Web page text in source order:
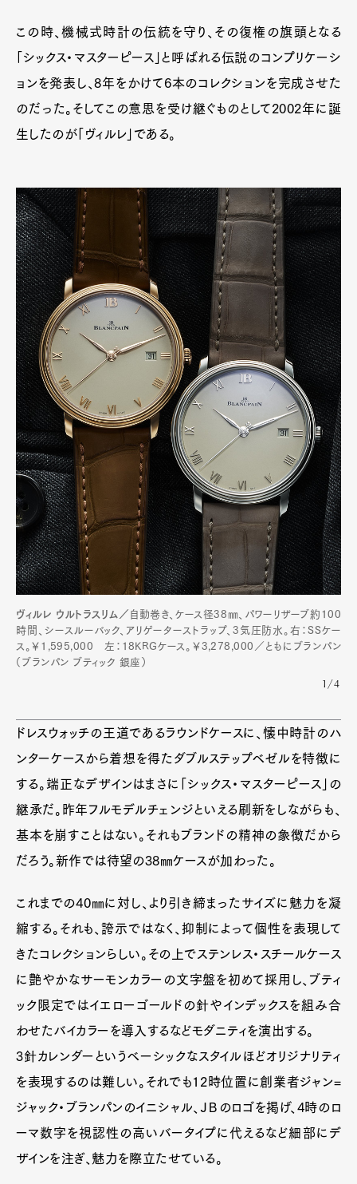
この時、機械式時計の伝統を守り、その復権の旗頭となる
「シックス・マスターピース」と呼ばれる伝説のコンプリケーシ
ョンを発表し、8年をかけて6本のコレクションを完成させた
のだった。そしてこの意思を受け継ぐものとして2002年に誕
生したのが「ヴィルレ」である。
ヴィルレ ウルトラスリム／ 自動巻き、ケース径38㎜、パワーリザーブ約100
時間、シースルーバック、アリゲーターストラップ、3気圧防水。右：SSケー
ス。￥1,595,000 左：18KRGケース。￥3,278,000／ともにブランパン
（ブランパン ブティック 銀座）
1/4
ドレスウォッチの王道であるラウンドケースに、懐中時計のハ
ンターケースから着想を得たダブルステップベゼルを特徴に
する。端正なデザインはまさに「シックス・マスターピース」の
継承だ。昨年フルモデルチェンジといえる刷新をしながらも、
基本を崩すことはない。それもブランドの精神の象徴だから
だろう。新作では待望の38㎜ケースが加わった。
これまでの40㎜に対し、より引き締まったサイズに魅力を凝
縮する。それも、誇示ではなく、抑制によって個性を表現して
きたコレクションらしい。その上でステンレス・スチールケース
に艶やかなサーモンカラーの文字盤を初めて採用し、ブティ
ック限定ではイエローゴールドの針やインデックスを組み合
わせたバイカラーを導入するなどモダニティを演出する。
3針カレンダーというベーシックなスタイルほどオリジナリティ
を表現するのは難しい。それでも12時位置に創業者ジャン=
ジャック・ブランパンのイニシャル、ＪＢのロゴを掲げ、4時のロ
ーマ数字を視認性の高いバータイプに代えるなど細部にデ
ザインを注ぎ、魅力を際立たせている。